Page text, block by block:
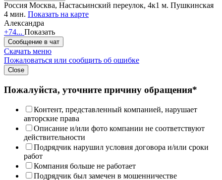
Россия Москва, Настасьинский переулок, 4к1 м. Пушкинская
4 мин. Показать на карте
Александра
+74... Показать
Сообщение в чат
Скачать меню
Пожаловаться или сообщить об ошибке
Close
Пожалуйста, уточните причину обращения*
Контент, представленный компанией, нарушает
авторские права
Описание и/или фото компании не соответствуют
действительности
Подрядчик нарушил условия договора и/или сроки
работ
Компания больше не работает
Подрядчик был замечен в мошенничестве